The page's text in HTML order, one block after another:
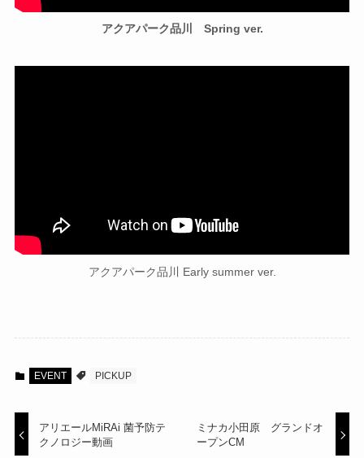
アクアパーク品川 Spring ver.
アクアパーク品川 Early summer ver.
EVENT PICKUP
アリエールMiRAi 菌予防テ
クノロジー動画
ミナカ小田原 グランドオ
ープンCM